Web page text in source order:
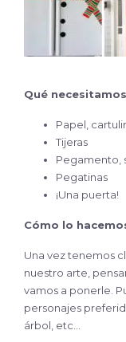
Qué
Papel,
Tijeras
Pegamento,
Pegatinas
¡Una puerta!
Cómo lo
Una vez tenemos
nuestro arte,
vamos a ponerle.
personajes
árbol, etc…